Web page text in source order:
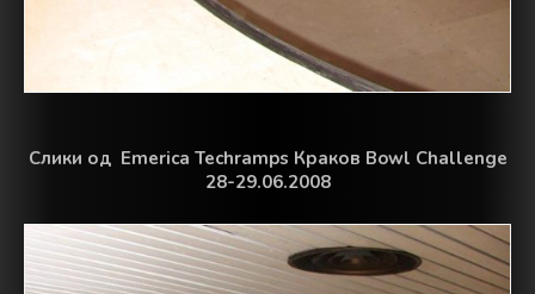
Слики од Emerica Techramps Краков Bowl Challenge
28-29.06.2008